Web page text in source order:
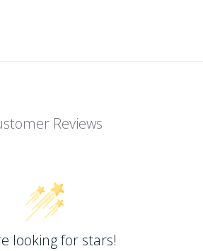
Reviews
looking for stars!